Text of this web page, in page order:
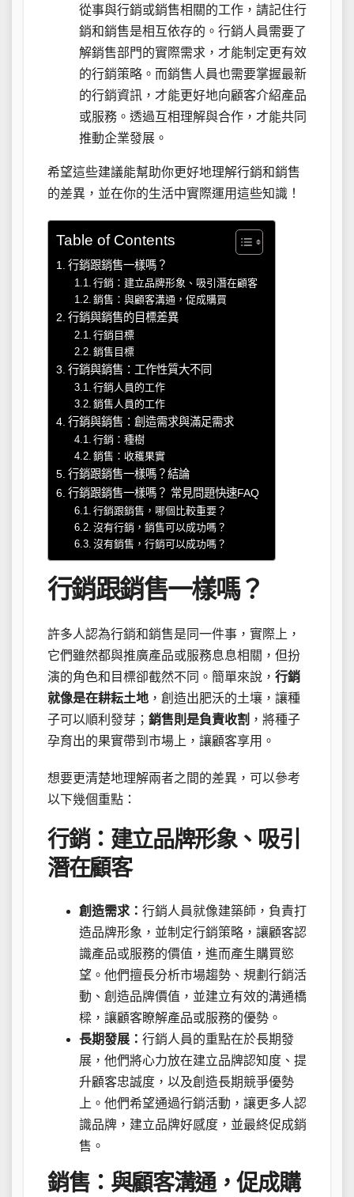
從事與行銷或銷售相關的工作，請記住行
銷和銷售是相互依存的。行銷人員需要了
解銷售部門的實際需求，才能制定更有效
的行銷策略。而銷售人員也需要掌握最新
的行銷資訊，才能更好地向顧客介紹產品
或服務。透過互相理解與合作，才能共同
推動企業發展。
希望這些建議能幫助你更好地理解行銷和銷售
的差異，並在你的生活中實際運用這些知識！
Table of Contents
行銷跟銷售一樣嗎？
行銷：建立品牌形象、吸引潛在顧客
銷售：與顧客溝通，促成購買
行銷與銷售的目標差異
行銷目標
銷售目標
行銷與銷售：工作性質大不同
行銷人員的工作
銷售人員的工作
行銷與銷售：創造需求與滿足需求
行銷：種樹
銷售：收穫果實
行銷跟銷售一樣嗎？結論
行銷跟銷售一樣嗎？ 常見問題快速FAQ
行銷跟銷售，哪個比較重要？
沒有行銷，銷售可以成功嗎？
沒有銷售，行銷可以成功嗎？
行銷跟銷售一樣嗎？
許多人認為行銷和銷售是同一件事，實際上，
它們雖然都與推廣產品或服務息息相關，但扮
演的角色和目標卻截然不同。簡單來說， 行銷
就像是在耕耘土地 ，創造出肥沃的土壤，讓種
子可以順利發芽； 銷售則是負責收割 ，將種子
孕育出的果實帶到市場上，讓顧客享用。
想要更清楚地理解兩者之間的差異，可以參考
以下幾個重點：
行銷：建立品牌形象、吸引
潛在顧客
創造需求： 行銷人員就像建築師，負責打
造品牌形象，並制定行銷策略，讓顧客認
識產品或服務的價值，進而產生購買慾
望。他們擅長分析市場趨勢、規劃行銷活
動、創造品牌價值，並建立有效的溝通橋
樑，讓顧客瞭解產品或服務的優勢。
長期發展： 行銷人員的重點在於長期發
展，他們將心力放在建立品牌認知度、提
升顧客忠誠度，以及創造長期競爭優勢
上。他們希望通過行銷活動，讓更多人認
識品牌，建立品牌好感度，並最終促成銷
售。
銷售：與顧客溝通，促成購